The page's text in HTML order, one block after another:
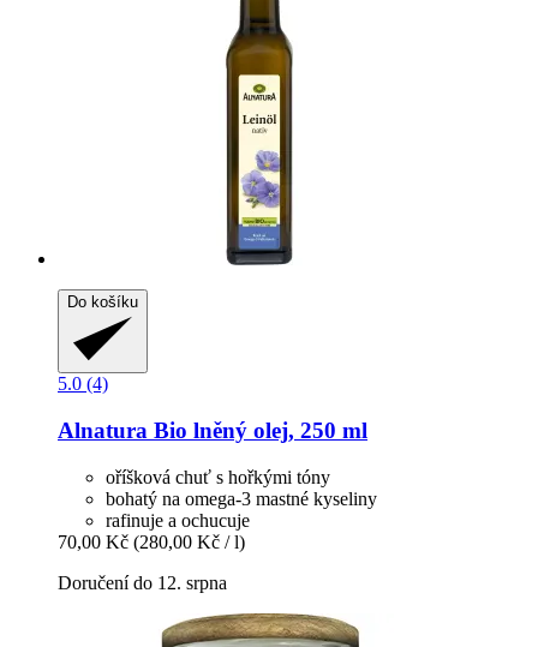
Do košíku
5.0 (4)
Alnatura Bio lněný olej, 250 ml
oříšková chuť s hořkými tóny
bohatý na omega-3 mastné kyseliny
rafinuje a ochucuje
70,00 Kč (280,00 Kč / l)
Doručení do 12. srpna